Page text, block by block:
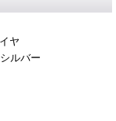
ヤ
ルバー